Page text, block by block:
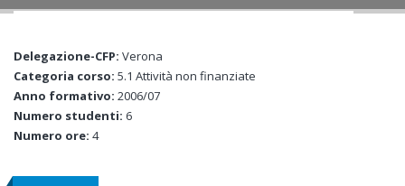
Delegazione-CFP: Verona
Categoria corso: 5.1 Attività non finanziate
Anno formativo: 2006/07
Numero studenti: 6
Numero ore: 4